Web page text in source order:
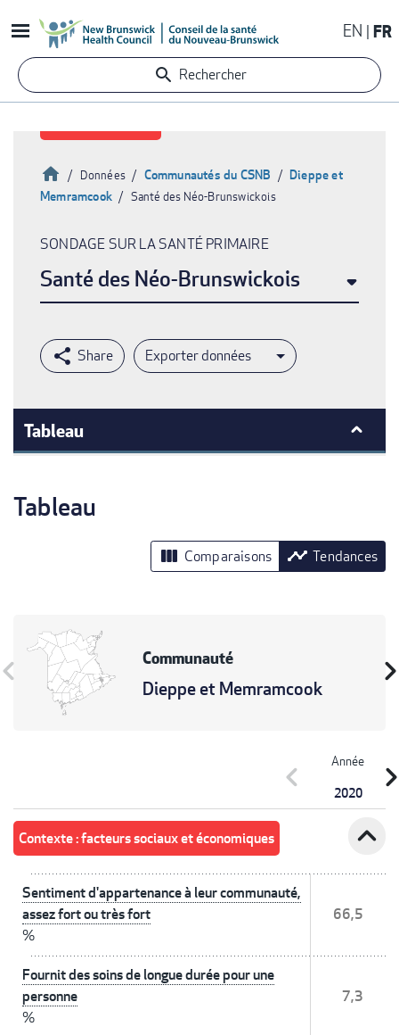
au
contenu
principal
EN FR
Rechercher
d'Ariane
Accueil
Données Communautés du CSNB
Dieppe et
Memramcook
Santé des Néo-Brunswickois
SONDAGE SUR LA SANTÉ PRIMAIRE
Santé des Néo-Brunswickois
Exporter données
Tableau
Tableau
view_column Comparaisons timeline Tendances
Communauté
Dieppe et Memramcook
Année
2020
chevron_left
Contexte : facteurs sociaux et économiques expand_less
Sentiment d'appartenance à leur communauté,
assez fort ou très fort
%
66,5
Fournit des soins de longue durée pour une
personne
%
7,3